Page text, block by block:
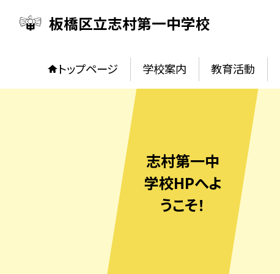
板橋区立志村第一中学校
トップページ 学校案内 教育活動
志村第一中
学校HPへよ
うこそ！